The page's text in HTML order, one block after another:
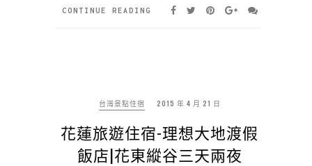
CONTINUE READING
台灣景點住宿 2015 年 4 月 21 日
花蓮旅遊住宿-理想大地渡假
飯店|花東縱谷三天兩夜